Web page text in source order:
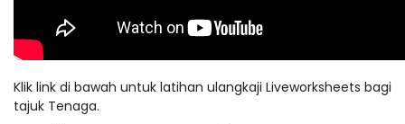
Klik link di bawah untuk latihan ulangkaji Liveworksheets bagi
tajuk Tenaga.